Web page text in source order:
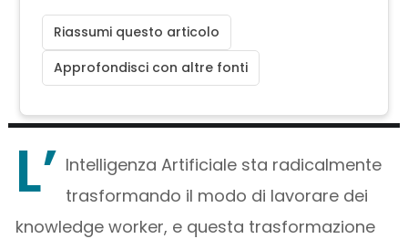
Riassumi questo articolo
Approfondisci con altre fonti
L’ Intelligenza Artificiale sta radicalmente
trasformando il modo di lavorare dei
knowledge worker, e questa trasformazione